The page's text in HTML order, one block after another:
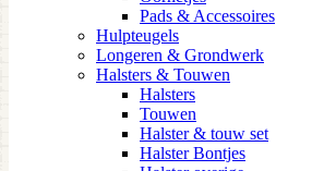
Pads & Accessoires
Hulpteugels
Longeren & Grondwerk
Halsters & Touwen
Halsters
Touwen
Halster & touw set
Halster Bontjes